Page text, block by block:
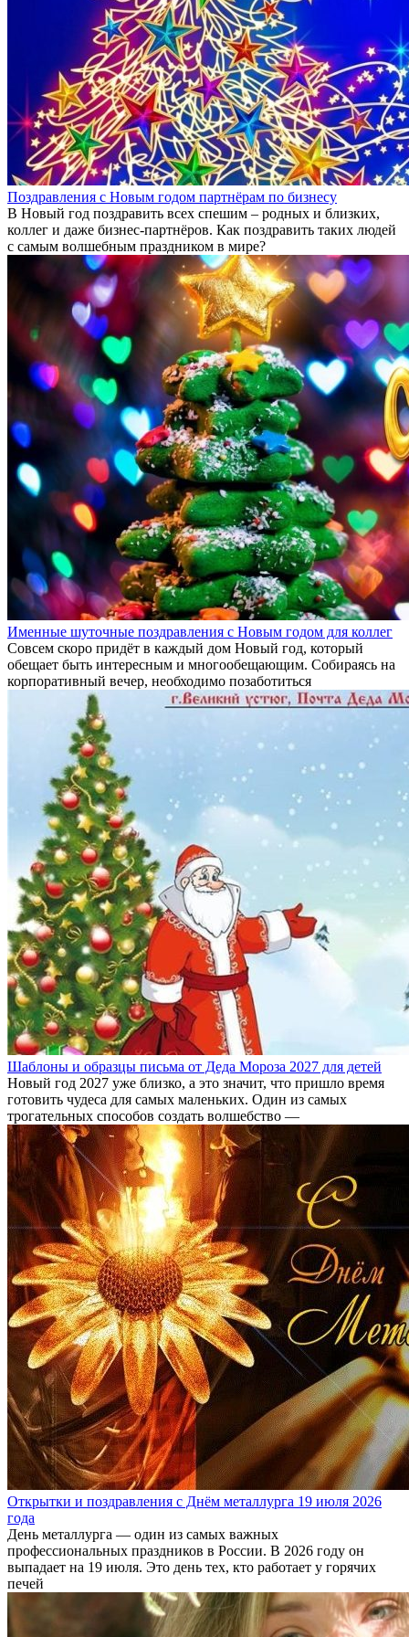
Поздравления с Новым годом партнёрам по бизнесу
В Новый год поздравить всех спешим – родных и близких,
коллег и даже бизнес-партнёров. Как поздравить таких людей
с самым волшебным праздником в мире?
Именные шуточные поздравления с Новым годом для коллег
Совсем скоро придёт в каждый дом Новый год, который
обещает быть интересным и многообещающим. Собираясь на
корпоративный вечер, необходимо позаботиться
Шаблоны и образцы письма от Деда Мороза 2027 для детей
Новый год 2027 уже близко, а это значит, что пришло время
готовить чудеса для самых маленьких. Один из самых
трогательных способов создать волшебство —
Открытки и поздравления с Днём металлурга 19 июля 2026
года
День металлурга — один из самых важных
профессиональных праздников в России. В 2026 году он
выпадает на 19 июля. Это день тех, кто работает у горячих
печей